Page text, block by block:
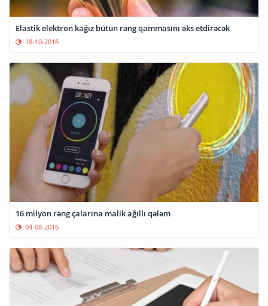
Elastik elektron kağız bütün rəng qammasını əks etdirəcək
18-10-2016
16 milyon rəng çalarına malik ağıllı qələm
04-08-2016